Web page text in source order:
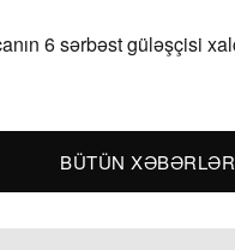
6 sərbəst güləşçisi
BÜTÜN XƏBƏRLƏR